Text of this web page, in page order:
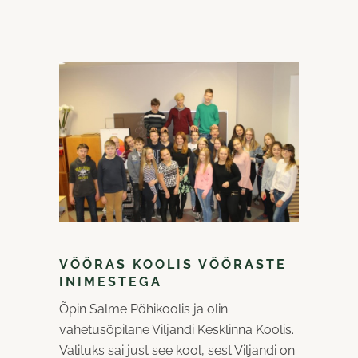
VÖÖRAS KOOLIS VÖÖRASTE
INIMESTEGA
Õpin Salme Põhikoolis ja olin
vahetusõpilane Viljandi Kesklinna Koolis.
Valituks sai just see kool, sest Viljandi on